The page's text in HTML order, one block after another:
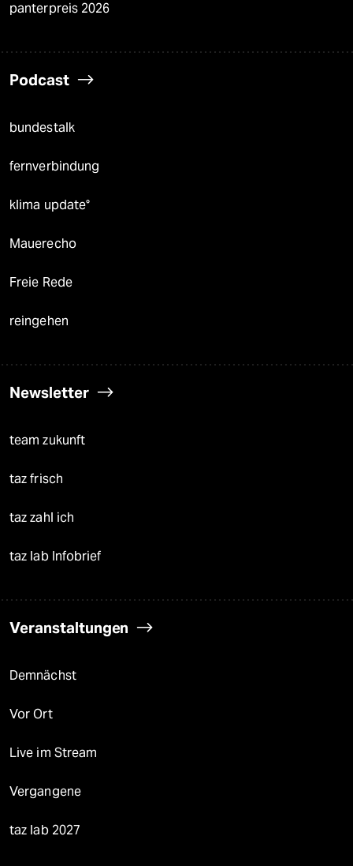
panterpreis 2026
Podcast
bundestalk
fernverbindung
klima update°
Mauerecho
Freie Rede
reingehen
Newsletter
team zukunft
taz frisch
taz zahl ich
taz lab Infobrief
Veranstaltungen
Demnächst
Vor Ort
Live im Stream
Vergangene
taz lab 2027